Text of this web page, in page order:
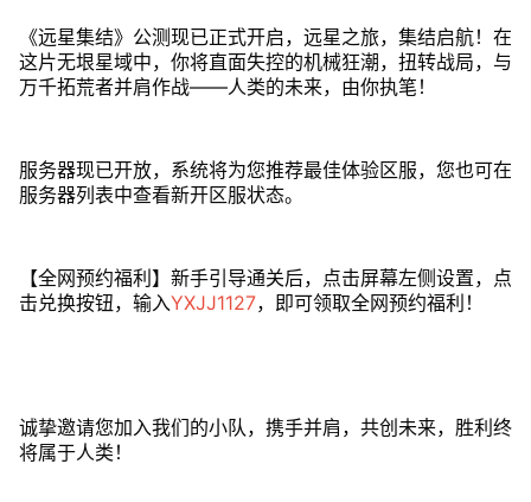
《远星集结》公测现已正式开启，远星之旅，集结启航！在
这片无垠星域中，你将直面失控的机械狂潮，扭转战局，与
万千拓荒者并肩作战——人类的未来，由你执笔！
服务器现已开放，系统将为您推荐最佳体验区服，您也可在
服务器列表中查看新开区服状态。
【全网预约福利】新手引导通关后，点击屏幕左侧设置，点
击兑换按钮，输入YXJJ1127，即可领取全网预约福利！
诚挚邀请您加入我们的小队，携手并肩，共创未来，胜利终
将属于人类！